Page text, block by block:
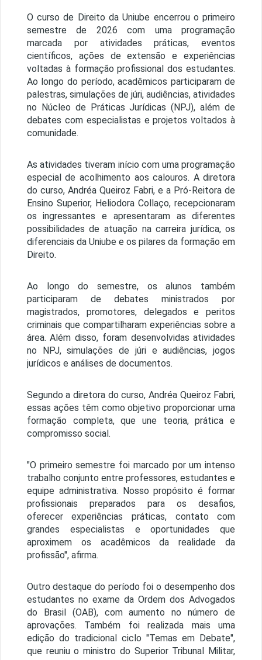
O curso de Direito da Uniube encerrou o primeiro
semestre de 2026 com uma programação
marcada por atividades práticas, eventos
científicos, ações de extensão e experiências
voltadas à formação profissional dos estudantes.
Ao longo do período, acadêmicos participaram de
palestras, simulações de júri, audiências, atividades
no Núcleo de Práticas Jurídicas (NPJ), além de
debates com especialistas e projetos voltados à
comunidade.
As atividades tiveram início com uma programação
especial de acolhimento aos calouros. A diretora
do curso, Andréa Queiroz Fabri, e a Pró-Reitora de
Ensino Superior, Heliodora Collaço, recepcionaram
os ingressantes e apresentaram as diferentes
possibilidades de atuação na carreira jurídica, os
diferenciais da Uniube e os pilares da formação em
Direito.
Ao longo do semestre, os alunos também
participaram de debates ministrados por
magistrados, promotores, delegados e peritos
criminais que compartilharam experiências sobre a
área. Além disso, foram desenvolvidas atividades
no NPJ, simulações de júri e audiências, jogos
jurídicos e análises de documentos.
Segundo a diretora do curso, Andréa Queiroz Fabri,
essas ações têm como objetivo proporcionar uma
formação completa, que une teoria, prática e
compromisso social.
"O primeiro semestre foi marcado por um intenso
trabalho conjunto entre professores, estudantes e
equipe administrativa. Nosso propósito é formar
profissionais preparados para os desafios,
oferecer experiências práticas, contato com
grandes especialistas e oportunidades que
aproximem os acadêmicos da realidade da
profissão", afirma.
Outro destaque do período foi o desempenho dos
estudantes no exame da Ordem dos Advogados
do Brasil (OAB), com aumento no número de
aprovações. Também foi realizada mais uma
edição do tradicional ciclo "Temas em Debate",
que reuniu o ministro do Superior Tribunal Militar,